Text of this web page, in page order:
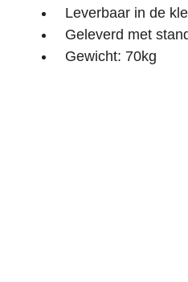
Leverbaar in de
Geleverd met
Gewicht: 70kg